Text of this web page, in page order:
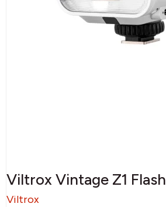
Viltrox Vintage Z1 Flash
Viltrox